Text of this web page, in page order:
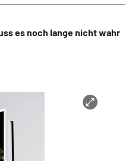
es noch lange nicht wahr